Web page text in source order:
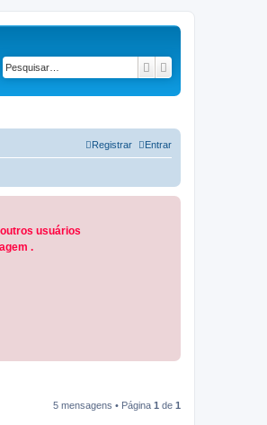
Pesquisar
Entrar
Registrar
usuários
.
5 mensagens • Página 1 de 1